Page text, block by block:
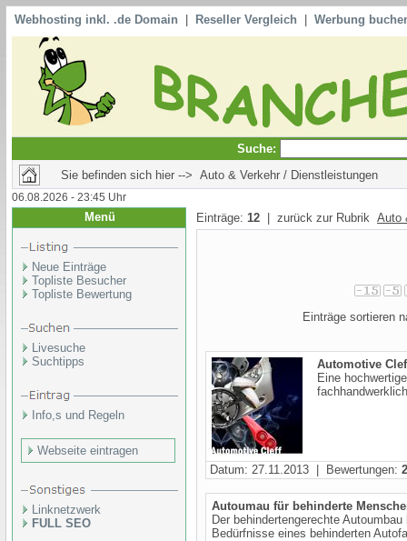
Webhosting inkl. .de Domain Reseller Vergleich Werbung
Suche:
Sie befinden sich hier --> Auto & Verkehr / Dienstleistungen
06.08.2026 - 23:45 Uhr
Menü
Neue Einträge
Topliste Besucher
Topliste Bewertung
Livesuche
Suchtipps
Info,s und Regeln
Webseite eintragen
Linknetzwerk
FULL SEO
Einträge: 12 | zurück zur Rubrik Auto
Einträge sortieren
Automotive
Eine
Datum: 27.11.2013 | Bewertungen: 2
Autoumau für behinderte
Der behindertengerechte
Bedürfnisse eines behinderten